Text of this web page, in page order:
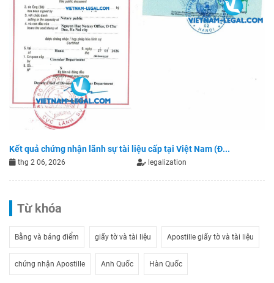
Kết quả chứng nhận lãnh sự tài liệu cấp tại Việt Nam (Đ...
thg 2 06, 2026 legalization
Từ khóa
Bằng và bảng điểm giấy tờ và tài liệu Apostille giấy tờ và tài liệu
chứng nhận Apostille Anh Quốc Hàn Quốc